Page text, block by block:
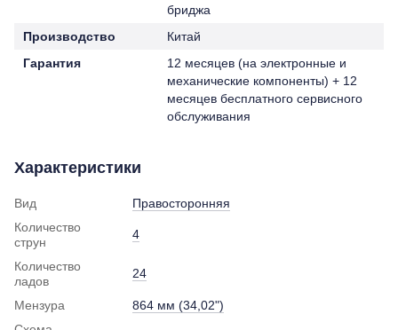
бриджа
Производство
Китай
Гарантия
12 месяцев (на электронные и
механические компоненты) + 12
месяцев бесплатного сервисного
обслуживания
Характеристики
Вид
Правосторонняя
Количество
струн
4
Количество
ладов
24
Мензура
864 мм (34,02")